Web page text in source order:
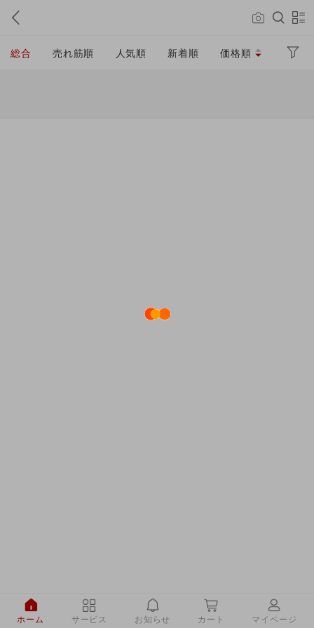
総合 売れ筋順 人気順 新着順 価格順
ホーム サービス お知らせ カート マイページ